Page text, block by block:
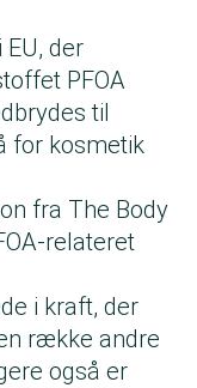
EU, der
PFOA
til
for kosmetik
fra The Body
relateret
i kraft, der
række andre
også er